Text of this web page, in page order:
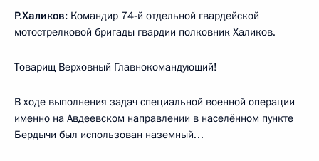
Р.Халиков: Командир 74-й отдельной гвардейской
мотострелковой бригады гвардии полковник Халиков.
Товарищ Верховный Главнокомандующий!
В ходе выполнения задач специальной военной операции
именно на Авдеевском направлении в населённом пункте
Бердычи был использован наземный…